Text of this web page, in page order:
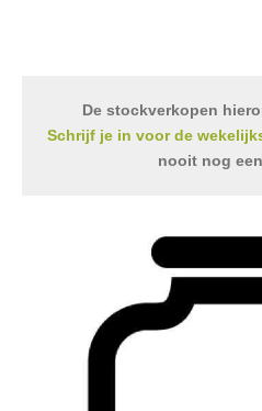
De stockverkopen
Schrijf je in voor de
nooit nog